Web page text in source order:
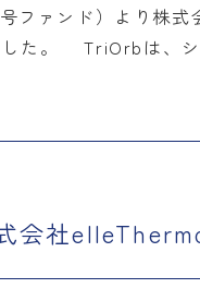
ファンド）より株
た。 TriOrbは、
会社